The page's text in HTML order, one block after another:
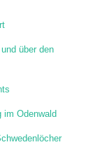
über den
im Odenwald